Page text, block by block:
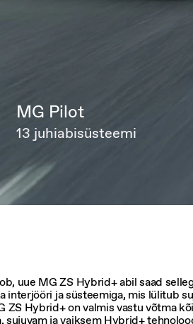
MG Pilot
13 juhiabisüsteemi
uue MG ZS Hybrid+ abil saad
interjööri ja süsteemiga, mis lülitub
ZS Hybrid+ on valmis vastu võtma
sujuvam ja vaiksem Hybrid+